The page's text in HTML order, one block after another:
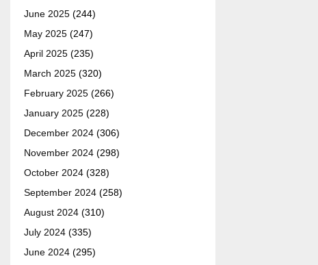
June 2025 (244)
May 2025 (247)
April 2025 (235)
March 2025 (320)
February 2025 (266)
January 2025 (228)
December 2024 (306)
November 2024 (298)
October 2024 (328)
September 2024 (258)
August 2024 (310)
July 2024 (335)
June 2024 (295)